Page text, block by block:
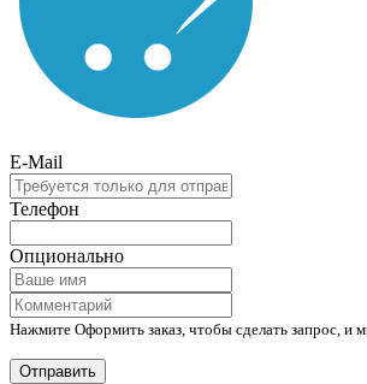
E-Mail
Телефон
Опционально
Нажмите Оформить заказ, чтобы сделать запрос, и
Отправить